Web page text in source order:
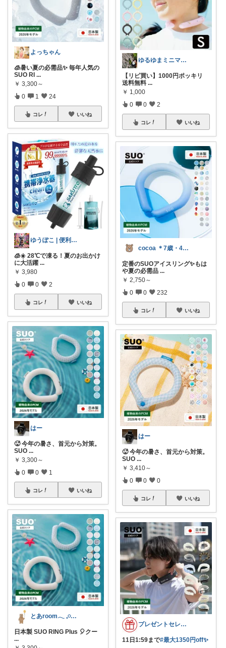
よっちゃん
🧊暑い夏の必需品✨ 毎年人気の
SUO RI ...
￥ 3,300～
0 1 24
コレ いいね
ゆうぽこ | 便利で快適暮らし
🧊☀️ 28℃で凍る！夏のお出かけ
に大活躍 ...
￥ 3,980
0 0 2
コレ いいね
はー
🥵 今年の暑さ、首元から対策。
SUO ...
￥ 3,300～
0 0 1
コレ いいね
とあroom𓂃 𓈒𓏸心地よい衣食住
日本製 SUO RING Plus 🎈クー
...
ゆるゆまミニマム✨購入感謝❤️
【リピ買い】1000円ポッキリ
送料無料 ...
￥ 1,000
0 0 2
コレ いいね
cocoa ＊7歳・4歳姉妹ママ
定番のSUOアイスリング✨もは
や夏の必需品 ...
￥ 2,750～
0 0 232
コレ いいね
はー
🥵 今年の暑さ、首元から対策。
SUO ...
￥ 3,410～
0 0 0
コレ いいね
プレゼントセレクト館024
11日1:59まで#最大1350円off✨